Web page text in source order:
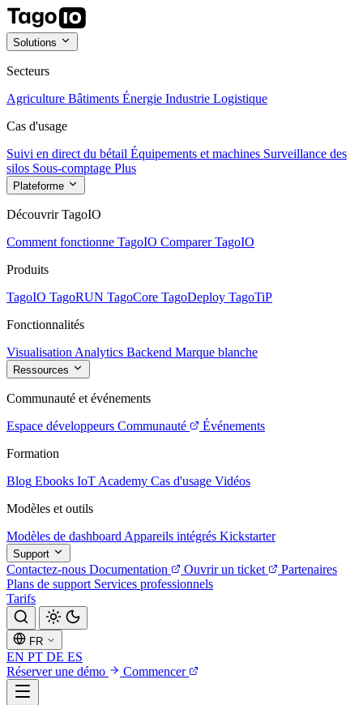
Solutions
Secteurs
Agriculture Bâtiments Énergie Industrie Logistique
Cas d'usage
Suivi en direct du bétail Équipements et machines Surveillance des
silos Sous-comptage Plus
Plateforme
Découvrir TagoIO
Comment fonctionne TagoIO Comparer TagoIO
Produits
TagoIO TagoRUN TagoCore TagoDeploy TagoTiP
Fonctionnalités
Visualisation Analytics Backend Marque blanche
Ressources
Communauté et événements
Espace développeurs Communauté
Événements
Formation
Blog Ebooks IoT Academy Cas d'usage Vidéos
Modèles et outils
Modèles de dashboard Appareils intégrés Kickstarter
Support
Contactez-nous Documentation Ouvrir un ticket
Partenaires
Plans de support Services professionnels
Tarifs
FR
EN PT DE ES
Réserver une démo
Commencer